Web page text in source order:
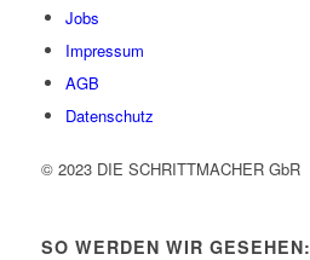
Jobs
Impressum
AGB
Datenschutz
© 2023 DIE SCHRITTMACHER GbR
SO WERDEN WIR GESEHEN: